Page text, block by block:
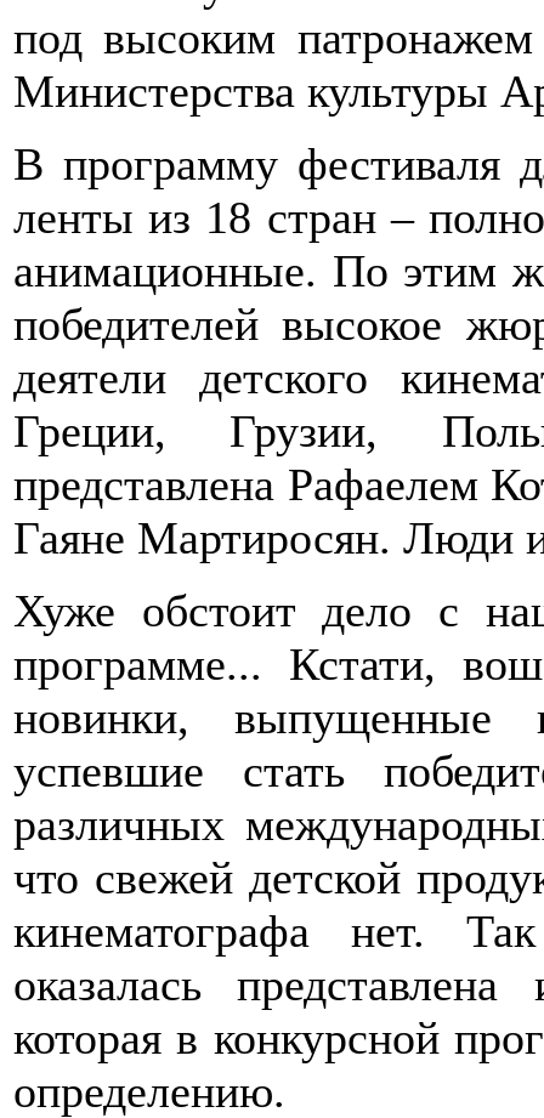
под высоким
Министерства культуры
В программу фестиваля
ленты из 18 стран –
анимационные. По этим
победителей высокое
деятели детского
Греции, Грузии,
представлена Рафаелем
Гаяне Мартиросян. Люди
Хуже обстоит дело с
программе... Кстати,
новинки,
успевшие стать
различных
что свежей детской
кинематографа нет.
оказалась
которая в конкурсной
определению.